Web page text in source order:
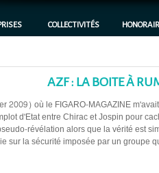
COLLECTIVITÉS
AZF : LA BOITE À
2009) où le FIGARO-MAGAZINE
d'Etat entre Chirac et Jospin pour
révélation alors que la vérité est
sur la sécurité imposée par un groupe